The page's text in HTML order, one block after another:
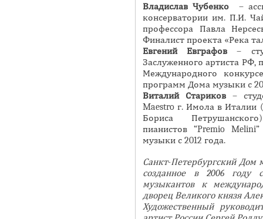
Владислав Чубенко –
консерватории им. П.И.
профессора Павла
Финалист проекта «Река
Евгений Евграфов –
Заслуженного артиста РФ,
Международного
программ Дома музыки с
Виталий Стариков –
Maestro г. Имола в Италии
Бориса
пианистов “Premio
музыки с 2012 года.
Санкт-Петербургский Дом
созданное в 2006 году
музыкантов к
дворец Великого князя
Художественный